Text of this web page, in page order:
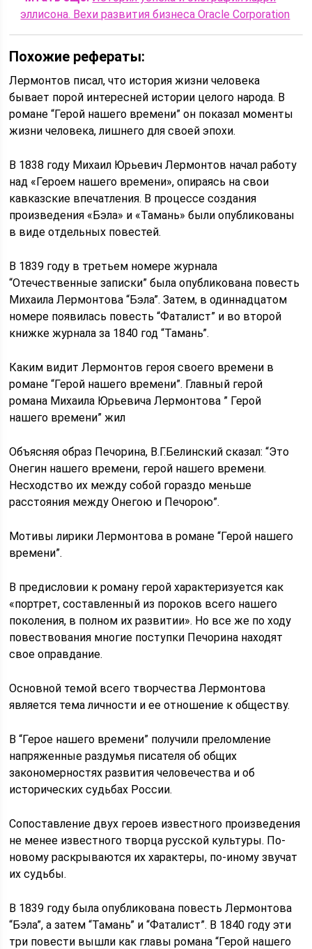
эллисона. Вехи развития бизнеса Oracle Corporation
Похожие рефераты:
Лермонтов писал, что история жизни человека
бывает порой интересней истории целого народа. В
романе “Герой нашего времени” он показал моменты
жизни человека, лишнего для своей эпохи.
В 1838 году Михаил Юрьевич Лермонтов начал работу
над «Героем нашего времени», опираясь на свои
кавказские впечатления. В процессе создания
произведения «Бэла» и «Тамань» были опубликованы
в виде отдельных повестей.
В 1839 году в третьем номере журнала
“Отечественные записки” была опубликована повесть
Михаила Лермонтова “Бэла”. Затем, в одиннадцатом
номере появилась повесть “Фаталист” и во второй
книжке журнала за 1840 год “Тамань”.
Каким видит Лермонтов героя своего времени в
романе “Герой нашего времени”. Главный герой
романа Михаила Юрьевича Лермонтова ” Герой
нашего времени” жил
Объясняя образ Печорина, В.Г.Белинский сказал: “Это
Онегин нашего времени, герой нашего времени.
Несходство их между собой гораздо меньше
расстояния между Онегою и Печорою”.
Мотивы лирики Лермонтова в романе “Герой нашего
времени”.
В предисловии к роману герой характеризуется как
«портрет, составленный из пороков всего нашего
поколения, в полном их развитии». Но все же по ходу
повествования многие поступки Печорина находят
свое оправдание.
Основной темой всего творчества Лермонтова
является тема личности и ее отношение к обществу.
В “Герое нашего времени” получили преломление
напряженные раздумья писателя об общих
закономерностях развития человечества и об
исторических судьбах России.
Сопоставление двух героев известного произведения
не менее известного творца русской культуры. По-
новому раскрываются их характеры, по-иному звучат
их судьбы.
В 1839 году была опубликована повесть Лермонтова
“Бэла”, а затем “Тамань” и “Фаталист”. В 1840 году эти
три повести вышли как главы романа “Герой нашего